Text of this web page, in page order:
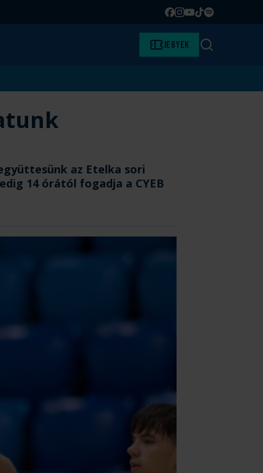
Facebook
Instagram
YouTube
TikTok
Spotify
Jegyek Keresés
az Etelka sori
14 órától fogadja a CYEB